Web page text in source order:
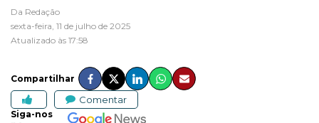
Da Redação
sexta-feira, 11 de julho de 2025
Atualizado às 17:58
Compartilhar
Comentar
Siga-nos